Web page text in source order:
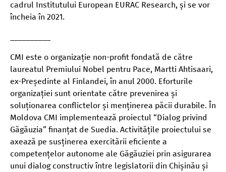
cadrul Institutului European EURAC Research, și se vor
încheia în 2021.
CMI este o organizație non-profit fondată de către
laureatul Premiului Nobel pentru Pace, Martti Ahtisaari,
ex-Președinte al Finlandei, în anul 2000. Eforturile
organizației sunt orientate către prevenirea și
soluționarea conflictelor și menținerea păcii durabile. În
Moldova CMI implementează proiectul “Dialog privind
Găgăuzia” finanțat de Suedia. Activitățile proiectului se
axează pe susținerea exercitării eficiente a
competențelor autonome ale Găgăuziei prin asigurarea
unui dialog constructiv între legislatorii din Chișinău și